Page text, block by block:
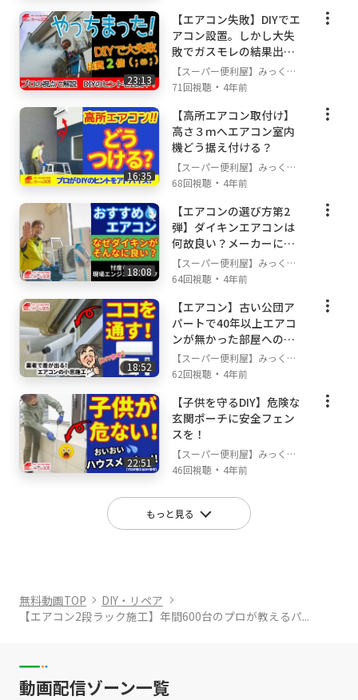
①当社公式Lineアカウントでお友達登録（楽・
早・24H）
→https://www.benriya-sos.com/line
②フリーダイヤル：0120-554-804 （楽・早）
③メール： mail@benriya-sos.com です。
お問合わせ時は、お名前・ご住所を忘れずに！
経歴・資格
第二種電気工事士 登録番号 東京都第209577号
RRC認定冷媒ガス取扱技術者 登録番号11495
2
古物商許可 許可証番号 東京都 308791905911
株式会社すぴケア
Cisco認定ネットワークエンジニア
一級建築技能士
23:13
【エアコン失敗】DIYでエ
アコン設置。しかし大失
敗でガスモレの結果出費
２倍の巻
【スーパー便利屋】みっく店
長が行く!
71回視聴 ・ 4年前
16:35
【高所エアコン取付け】
高さ３ｍへエアコン室内
機どう据え付ける？
【スーパー便利屋】みっく店
長が行く!
68回視聴 ・ 4年前
18:08
【エアコンの選び方第2
弾】ダイキンエアコンは
何故良い？メーカーに忖
度なしの現場コメント
【スーパー便利屋】みっく店
長が行く!
64回視聴 ・ 4年前
18:52
【エアコン】古い公団ア
パートで40年以上エアコ
ンが無かった部屋への施
工とは
【スーパー便利屋】みっく店
長が行く!
62回視聴 ・ 4年前
22:51
【子供を守るDIY】危険な
玄関ポーチに安全フェン
スを！
【スーパー便利屋】みっく店
長が行く!
46回視聴 ・ 4年前
もっと見る
無料動画TOP
DIY・リペア
【エアコン2段ラック施工】年間600台のプロが教えるパ...
動画配信ゾーン一覧